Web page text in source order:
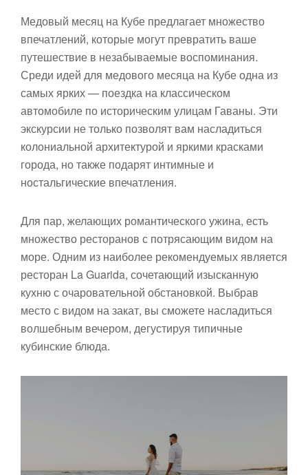
Медовый месяц на Кубе предлагает множество
впечатлений, которые могут превратить ваше
путешествие в незабываемые воспоминания.
Среди идей для медового месяца на Кубе одна из
самых ярких — поездка на классическом
автомобиле по историческим улицам Гаваны. Эти
экскурсии не только позволят вам насладиться
колониальной архитектурой и яркими красками
города, но также подарят интимные и
ностальгические впечатления.
Для пар, желающих романтического ужина, есть
множество ресторанов с потрясающим видом на
море. Одним из наиболее рекомендуемых является
ресторан La Guarida, сочетающий изысканную
кухню с очаровательной обстановкой. Выбрав
место с видом на закат, вы сможете насладиться
волшебным вечером, дегустируя типичные
кубинские блюда.